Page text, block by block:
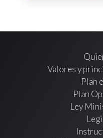
Valores y
Plan
Plan
Ley